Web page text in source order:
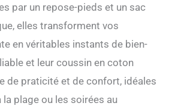
par un repose-pieds et un sac
elles transforment vos
en véritables instants de bien-
et leur coussin en coton
de praticité et de confort, idéales
plage ou les soirées au